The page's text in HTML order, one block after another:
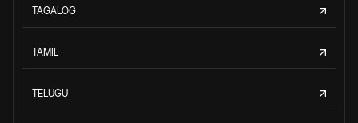
TAGALOG
TAMIL
TELUGU